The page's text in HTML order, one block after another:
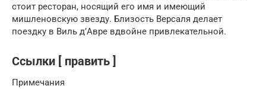
стоит ресторан, носящий его имя и имеющий
мишленовскую звезду. Близость Версаля делает
поездку в Виль д’Авре вдвойне привлекательной.
Ссылки [ править ]
Примечания